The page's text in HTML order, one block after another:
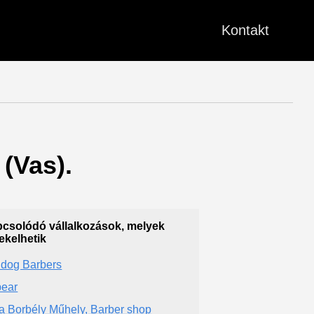
Kontakt
vállalkozások, melyek
Barbers
Borbély Műhely, Barber shop